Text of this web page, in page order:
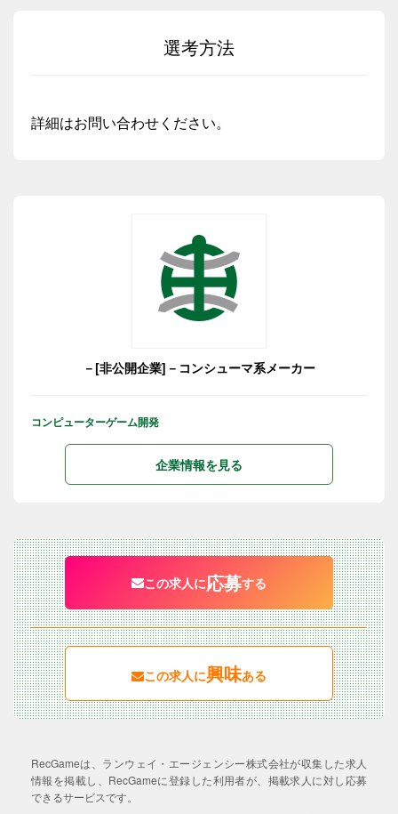
選考方法
詳細はお問い合わせください。
－[非公開企業]－コンシューマ系メーカー
コンピューターゲーム開発
企業情報を見る
この求人に応募する
この求人に興味ある
RecGameは、ランウェイ・エージェンシー株式会社が収集した求人
情報を掲載し、RecGameに登録した利用者が、掲載求人に対し応募
できるサービスです。